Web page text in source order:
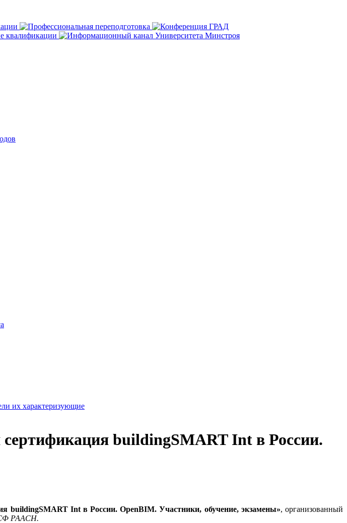
их характеризующие
buildingSMART Int в России.
buildingSMART Int в России. OpenBIM. Участники, обучение, экзамены», организованный
РААСН.